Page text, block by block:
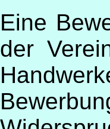
Eine
der